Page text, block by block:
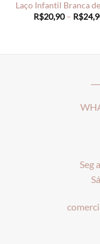
Laço Infantil Branca
R$20,90 – R$
Seg